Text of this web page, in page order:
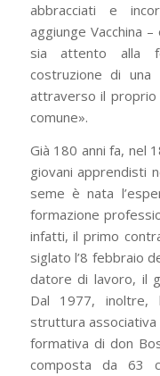
abbracciati e
aggiunge Vacchina
sia attento alla
costruzione di una
attraverso il proprio
comune».
Già 180 anni fa, nel
giovani apprendisti
seme è nata
formazione
infatti, il primo
siglato l’8 febbraio
datore di lavoro, il
Dal 1977, inoltre,
struttura associativa
formativa di don
composta da 63